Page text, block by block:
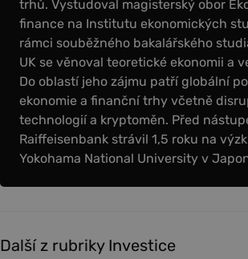
trhů. Vystudoval magisterský obor
finance na Institutu ekonomických
rámci souběžného bakalářského
UK se věnoval teoretické ekonomii a
Do oblastí jeho zájmu patří globální
ekonomie a finanční trhy včetně
technologií a kryptoměn. Před
Raiffeisenbank strávil 1,5 roku na
Yokohama National University v
Další z rubriky Investice